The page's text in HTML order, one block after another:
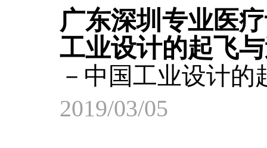
广东深圳专业医
工业设计的起飞
－中国工业设计的
2019/03/05